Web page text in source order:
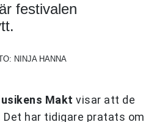
festivalen
NINJA HANNA
Makt visar att de
Det har tidigare pratats om